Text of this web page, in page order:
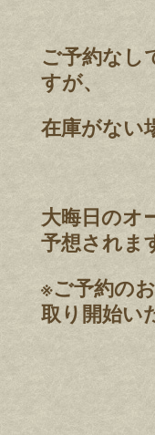
ご予約なし
すが、
在庫がない
大晦日のオ
予想されま
※ご予約の
取り開始い